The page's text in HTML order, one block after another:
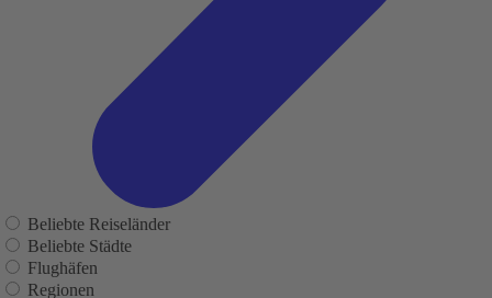
Beliebte Reiseländer
Beliebte Städte
Flughäfen
Regionen